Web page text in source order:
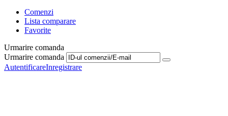
Comenzi
Lista comparare
Favorite
Urmarire comanda
Urmarire comanda
AutentificareInregistrare